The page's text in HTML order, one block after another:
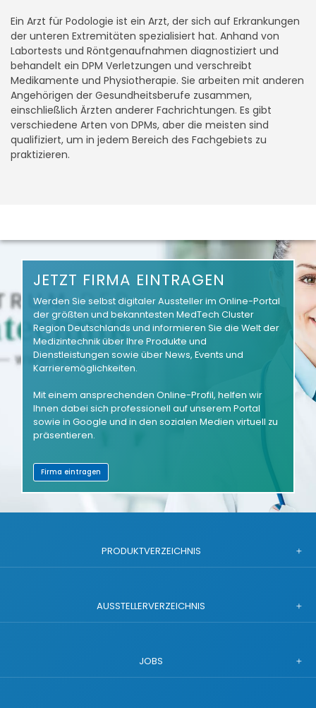
Ein Arzt für Podologie ist ein Arzt, der sich auf Erkrankungen
der unteren Extremitäten spezialisiert hat. Anhand von
Labortests und Röntgenaufnahmen diagnostiziert und
behandelt ein DPM Verletzungen und verschreibt
Medikamente und Physiotherapie. Sie arbeiten mit anderen
Angehörigen der Gesundheitsberufe zusammen,
einschließlich Ärzten anderer Fachrichtungen. Es gibt
verschiedene Arten von DPMs, aber die meisten sind
qualifiziert, um in jedem Bereich des Fachgebiets zu
praktizieren.
JETZT FIRMA EINTRAGEN
Werden Sie selbst digitaler Aussteller im Online-Portal
der größten und bekanntesten MedTech Cluster
Region Deutschlands und informieren Sie die Welt der
Medizintechnik über Ihre Produkte und
Dienstleistungen sowie über News, Events und
Karrieremöglichkeiten.
Mit einem ansprechenden Online-Profil, helfen wir
Ihnen dabei sich professionell auf unserem Portal
sowie in Google und in den sozialen Medien virtuell zu
präsentieren.
Firma eintragen
PRODUKTVERZEICHNIS
AUSSTELLERVERZEICHNIS
JOBS